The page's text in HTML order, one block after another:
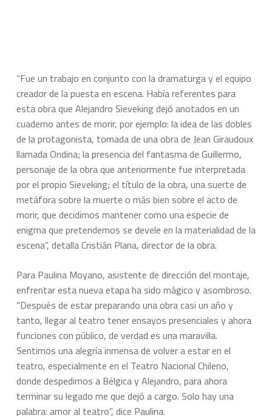
“Fue un trabajo en conjunto con la dramaturga y el equipo
creador de la puesta en escena. Había referentes para
esta obra que Alejandro Sieveking dejó anotados en un
cuaderno antes de morir, por ejemplo: la idea de las dobles
de la protagonista, tomada de una obra de Jean Giraudoux
llamadaOndina; la presencia del fantasma de Guillermo,
personaje de la obra que anteriormente fue interpretada
por el propio Sieveking; el título de la obra, una suerte de
metáfora sobre la muerte o más bien sobre el acto de
morir, que decidimos mantener como una especie de
enigma que pretendemos se devele en la materialidad de la
escena”, detalla Cristián Plana, director de la obra.
Para Paulina Moyano, asistente de dirección del montaje,
enfrentar esta nueva etapa ha sido mágico y asombroso.
“Después de estar preparando una obra casi un año y
tanto, llegar al teatro tener ensayos presenciales y ahora
funciones con público, de verdad es una maravilla.
Sentimos una alegría inmensa de volver a estar en el
teatro, especialmente en el Teatro Nacional Chileno,
donde despedimos a Bélgica y Alejandro, para ahora
terminar su legado me que dejó a cargo. Solo hay una
palabra: amor al teatro”, dice Paulina.